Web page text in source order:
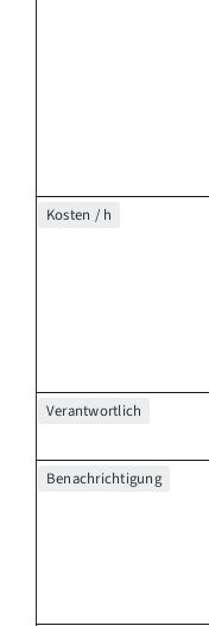
Kosten / h
Verantwortlich
Benachrichtigung